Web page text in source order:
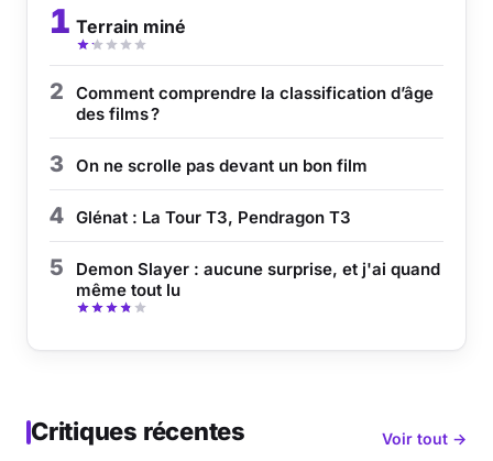
Sortir
Sciences & Tech
Forum
1 Terrain miné
2
Comment comprendre la classification d’âge
des films ?
3 On ne scrolle pas devant un bon film
4 Glénat : La Tour T3, Pendragon T3
5
Demon Slayer : aucune surprise, et j'ai quand
même tout lu
Critiques récentes Voir tout →